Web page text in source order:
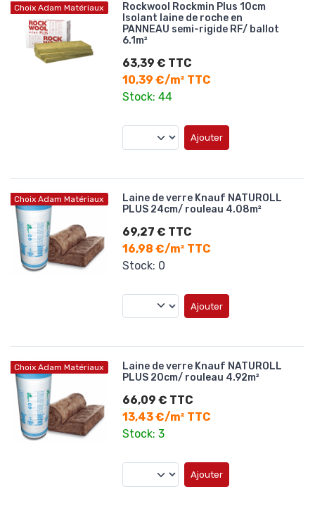
Choix Adam Matériaux
Rockwool Rockmin Plus 10cm
Isolant laine de roche en
PANNEAU semi-rigide RF/ ballot
6.1m²
63,39 € TTC
10,39 €/m² TTC
Stock: 44
Ajouter
Choix Adam Matériaux
Laine de verre Knauf NATUROLL
PLUS 24cm/ rouleau 4.08m²
69,27 € TTC
16,98 €/m² TTC
Stock: 0
Ajouter
Choix Adam Matériaux
Laine de verre Knauf NATUROLL
PLUS 20cm/ rouleau 4.92m²
66,09 € TTC
13,43 €/m² TTC
Stock: 3
Ajouter